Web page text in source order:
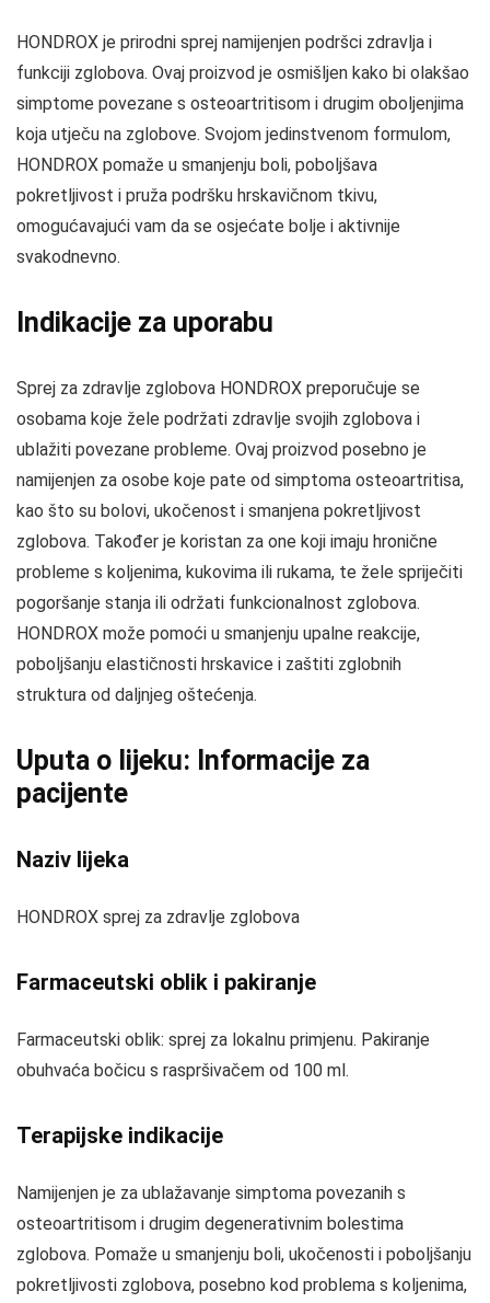
HONDROX je prirodni sprej namijenjen podršci zdravlja i
funkciji zglobova. Ovaj proizvod je osmišljen kako bi olakšao
simptome povezane s osteoartritisom i drugim oboljenjima
koja utječu na zglobove. Svojom jedinstvenom formulom,
HONDROX pomaže u smanjenju boli, poboljšava
pokretljivost i pruža podršku hrskavičnom tkivu,
omogućavajući vam da se osjećate bolje i aktivnije
svakodnevno.
Indikacije za uporabu
Sprej za zdravlje zglobova HONDROX preporučuje se
osobama koje žele podržati zdravlje svojih zglobova i
ublažiti povezane probleme. Ovaj proizvod posebno je
namijenjen za osobe koje pate od simptoma osteoartritisa,
kao što su bolovi, ukočenost i smanjena pokretljivost
zglobova. Također je koristan za one koji imaju hronične
probleme s koljenima, kukovima ili rukama, te žele spriječiti
pogoršanje stanja ili održati funkcionalnost zglobova.
HONDROX može pomoći u smanjenju upalne reakcije,
poboljšanju elastičnosti hrskavice i zaštiti zglobnih
struktura od daljnjeg oštećenja.
Uputa o lijeku: Informacije za
pacijente
Naziv lijeka
HONDROX sprej za zdravlje zglobova
Farmaceutski oblik i pakiranje
Farmaceutski oblik: sprej za lokalnu primjenu. Pakiranje
obuhvaća bočicu s raspršivačem od 100 ml.
Terapijske indikacije
Namijenjen je za ublažavanje simptoma povezanih s
osteoartritisom i drugim degenerativnim bolestima
zglobova. Pomaže u smanjenju boli, ukočenosti i poboljšanju
pokretljivosti zglobova, posebno kod problema s koljenima,